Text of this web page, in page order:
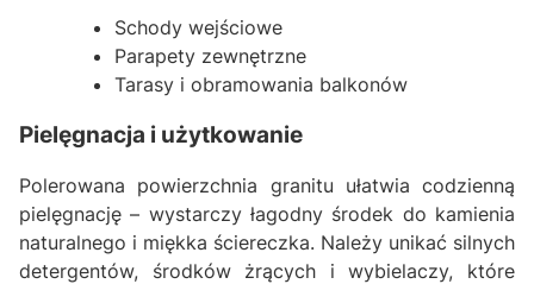
Schody wejściowe
Parapety zewnętrzne
Tarasy i obramowania balkonów
Pielęgnacja i użytkowanie
Polerowana powierzchnia granitu ułatwia codzienną
pielęgnację – wystarczy łagodny środek do kamienia
naturalnego i miękka ściereczka. Należy unikać silnych
detergentów, środków żrących i wybielaczy, które